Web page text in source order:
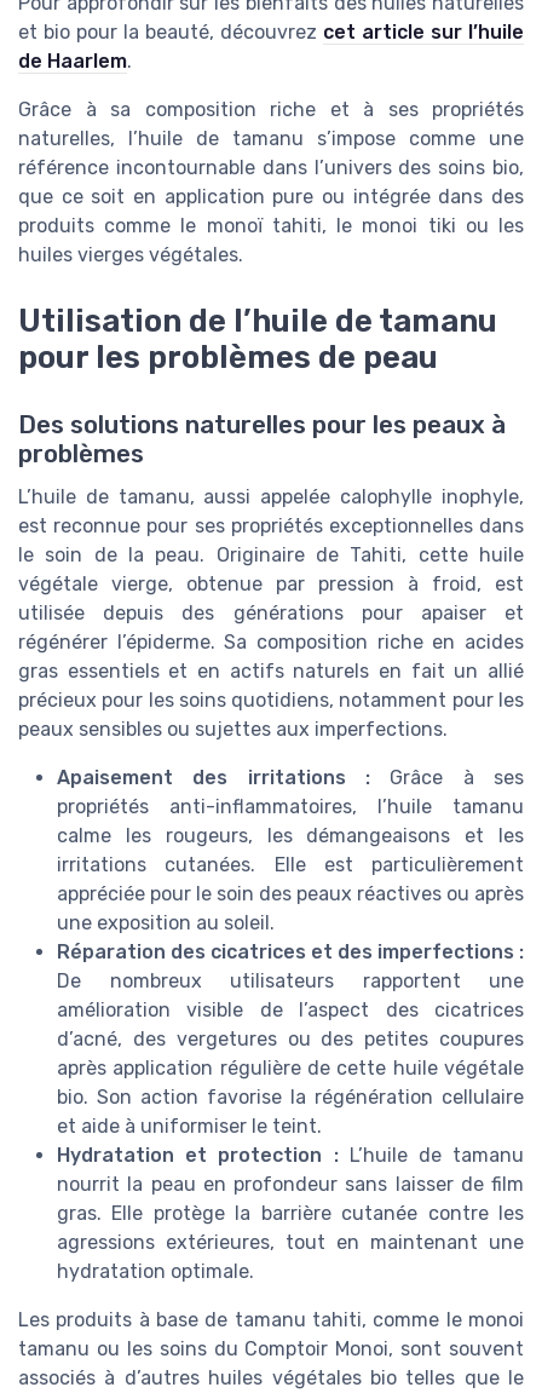
et bio pour la beauté, découvrez cet article sur l’huile
de Haarlem.
Grâce à sa composition riche et à ses propriétés
naturelles, l’huile de tamanu s’impose comme une
référence incontournable dans l’univers des soins bio,
que ce soit en application pure ou intégrée dans des
produits comme le monoï tahiti, le monoi tiki ou les
huiles vierges végétales.
Utilisation de l’huile de tamanu
pour les problèmes de peau
Des solutions naturelles pour les peaux à
problèmes
L’huile de tamanu, aussi appelée calophylle inophyle,
est reconnue pour ses propriétés exceptionnelles dans
le soin de la peau. Originaire de Tahiti, cette huile
végétale vierge, obtenue par pression à froid, est
utilisée depuis des générations pour apaiser et
régénérer l’épiderme. Sa composition riche en acides
gras essentiels et en actifs naturels en fait un allié
précieux pour les soins quotidiens, notamment pour les
peaux sensibles ou sujettes aux imperfections.
Apaisement des irritations : Grâce à ses
propriétés anti-inflammatoires, l’huile tamanu
calme les rougeurs, les démangeaisons et les
irritations cutanées. Elle est particulièrement
appréciée pour le soin des peaux réactives ou après
une exposition au soleil.
Réparation des cicatrices et des imperfections :
De nombreux utilisateurs rapportent une
amélioration visible de l’aspect des cicatrices
d’acné, des vergetures ou des petites coupures
après application régulière de cette huile végétale
bio. Son action favorise la régénération cellulaire
et aide à uniformiser le teint.
Hydratation et protection :L’huile de tamanu
nourrit la peau en profondeur sans laisser de film
gras. Elle protège la barrière cutanée contre les
agressions extérieures, tout en maintenant une
hydratation optimale.
Les produits à base de tamanu tahiti, comme le monoi
tamanu ou les soins du Comptoir Monoi, sont souvent
associés à d’autres huiles végétales bio telles que le